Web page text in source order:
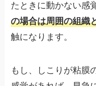
たときに動かない感
の場合は周囲の組織
触になります。
もし、しこりが粘膜